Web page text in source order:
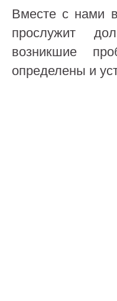
Вместе с нами
прослужит
возникшие
определены и